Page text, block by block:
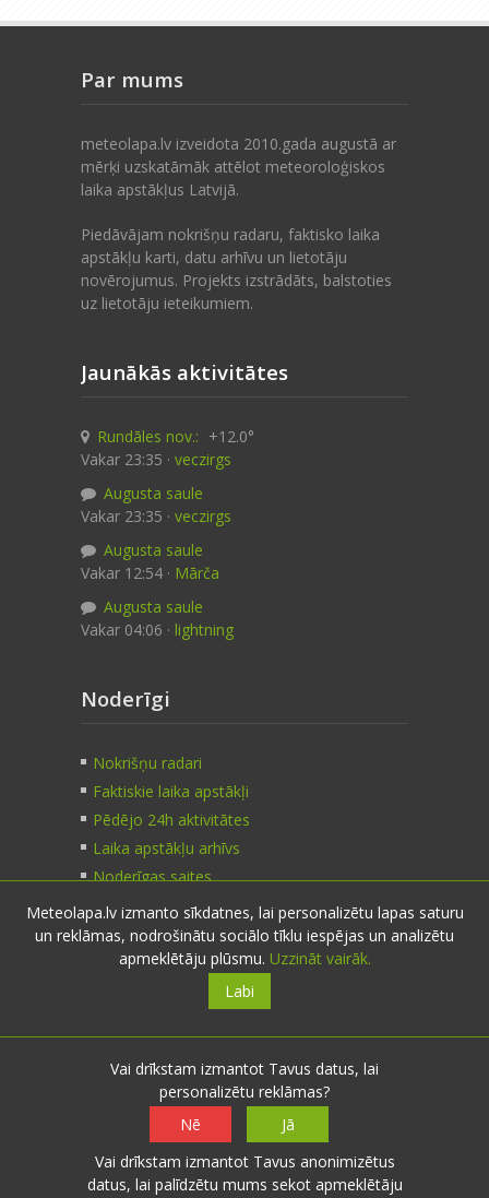
Par mums
meteolapa.lv izveidota 2010.gada augustā ar
mērķi uzskatāmāk attēlot meteoroloģiskos
laika apstākļus Latvijā.
Piedāvājam nokrišņu radaru, faktisko laika
apstākļu karti, datu arhīvu un lietotāju
novērojumus. Projekts izstrādāts, balstoties
uz lietotāju ieteikumiem.
Jaunākās aktivitātes
Rundāles nov.: +12.0°
Vakar 23:35 · veczirgs
Augusta saule
Vakar 23:35 · veczirgs
Augusta saule
Vakar 12:54 · Mārča
Augusta saule
Vakar 04:06 · lightning
Noderīgi
Nokrišņu radari
Faktiskie laika apstākļi
Pēdējo 24h aktivitātes
Laika apstākļu arhīvs
Noderīgas saites
Kontakti
nosūti ziņu
Seko mums
Meteolapa.lv izmanto sīkdatnes, lai personalizētu lapas saturu
un reklāmas, nodrošinātu sociālo tīklu iespējas un analizētu
apmeklētāju plūsmu. Uzzināt vairāk.
Labi
Vai drīkstam izmantot Tavus datus, lai
personalizētu reklāmas?
Nē
Jā
Vai drīkstam izmantot Tavus anonimizētus
datus, lai palīdzētu mums sekot apmeklētāju